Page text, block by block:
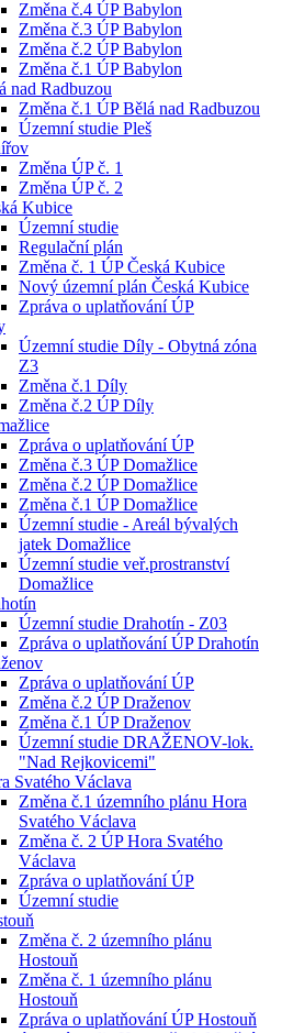
Změna č.4 ÚP Babylon
Změna č.3 ÚP Babylon
Změna č.2 ÚP Babylon
Změna č.1 ÚP Babylon
nad Radbuzou
Změna č.1 ÚP Bělá nad Radbuzou
Územní studie Pleš
Změna ÚP č. 1
Změna ÚP č. 2
Kubice
Územní studie
Regulační plán
Změna č. 1 ÚP Česká Kubice
Nový územní plán Česká Kubice
Zpráva o uplatňování ÚP
Územní studie Díly - Obytná zóna
Z3
Změna č.1 Díly
Změna č.2 ÚP Díly
Zpráva o uplatňování ÚP
Změna č.3 ÚP Domažlice
Změna č.2 ÚP Domažlice
Změna č.1 ÚP Domažlice
Územní studie - Areál bývalých
jatek Domažlice
Územní studie veř.prostranství
Domažlice
Územní studie Drahotín - Z03
Zpráva o uplatňování ÚP Drahotín
Zpráva o uplatňování ÚP
Změna č.2 ÚP Draženov
Změna č.1 ÚP Draženov
Územní studie DRAŽENOV-lok.
"Nad Rejkovicemi"
Svatého Václava
Změna č.1 územního plánu Hora
Svatého Václava
Změna č. 2 ÚP Hora Svatého
Václava
Zpráva o uplatňování ÚP
Územní studie
Změna č. 2 územního plánu
Hostouň
Změna č. 1 územního plánu
Hostouň
Zpráva o uplatňování ÚP Hostouň